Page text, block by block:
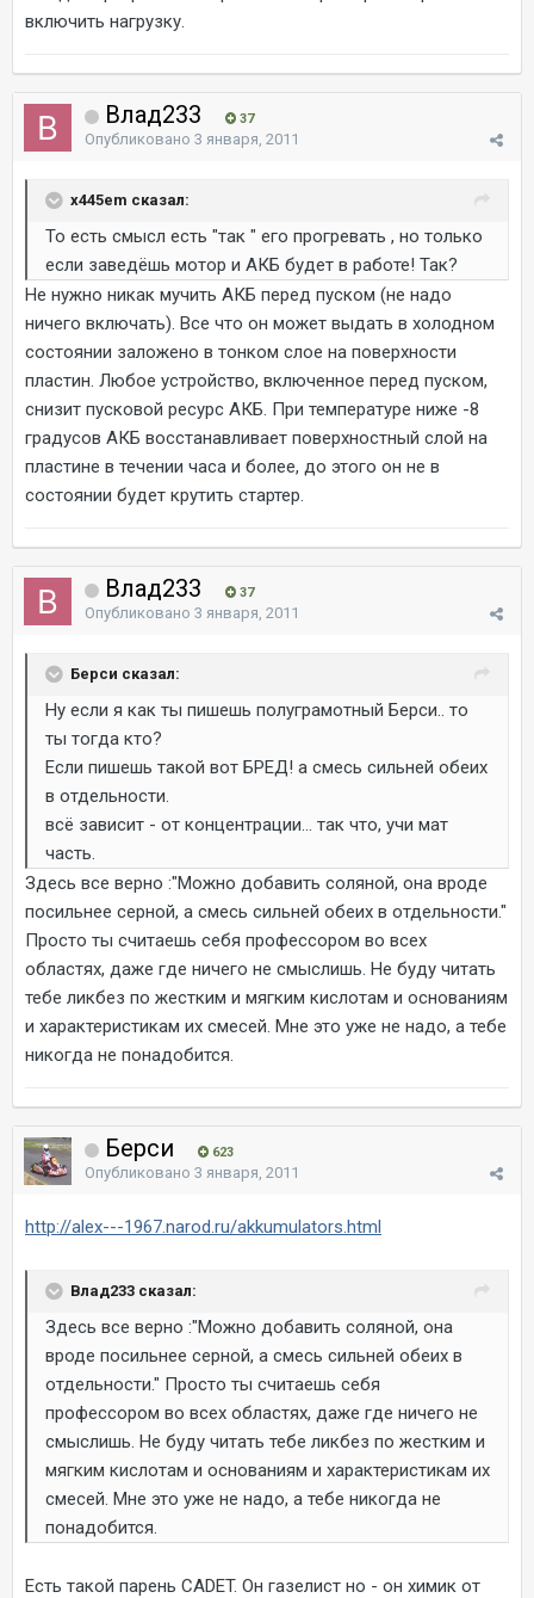
включить нагрузку.
Влад233 37
Опубликовано 3 января, 2011
x445em сказал:
То есть смысл есть "так " его прогревать , но только
если заведёшь мотор и АКБ будет в работе! Так?
Не нужно никак мучить АКБ перед пуском (не надо
ничего включать). Все что он может выдать в холодном
состоянии заложено в тонком слое на поверхности
пластин. Любое устройство, включенное перед пуском,
снизит пусковой ресурс АКБ. При температуре ниже -8
градусов АКБ восстанавливает поверхностный слой на
пластине в течении часа и более, до этого он не в
состоянии будет крутить стартер.
Влад233 37
Опубликовано 3 января, 2011
Берси сказал:
Ну если я как ты пишешь полуграмотный Берси.. то
ты тогда кто?
Если пишешь такой вот БРЕД! а смесь сильней обеих
в отдельности.
всё зависит - от концентрации... так что, учи мат
часть.
Здесь все верно :"Можно добавить соляной, она вроде
посильнее серной, а смесь сильней обеих в отдельности."
Просто ты считаешь себя профессором во всех
областях, даже где ничего не смыслишь. Не буду читать
тебе ликбез по жестким и мягким кислотам и основаниям
и характеристикам их смесей. Мне это уже не надо, а тебе
никогда не понадобится.
Берси 623
Опубликовано 3 января, 2011
http://alex---1967.narod.ru/akkumulators.html
Влад233 сказал:
Здесь все верно :"Можно добавить соляной, она
вроде посильнее серной, а смесь сильней обеих в
отдельности." Просто ты считаешь себя
профессором во всех областях, даже где ничего не
смыслишь. Не буду читать тебе ликбез по жестким и
мягким кислотам и основаниям и характеристикам их
смесей. Мне это уже не надо, а тебе никогда не
понадобится.
Есть такой парень CADET. Он газелист но - он химик от